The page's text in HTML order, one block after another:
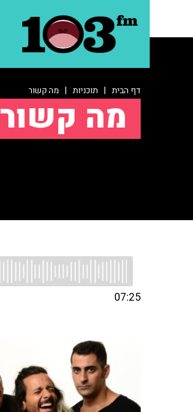
דף הבית | תוכניות | מה קשור
מה קשור
07:25